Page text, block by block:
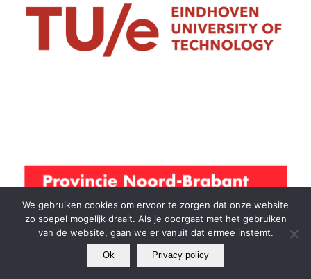
We gebruiken cookies om ervoor te zorgen dat onze website
zo soepel mogelijk draait. Als je doorgaat met het gebruiken
van de website, gaan we er vanuit dat ermee instemt.
Ok Privacy policy